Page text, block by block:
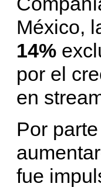
México,
14%
por el
en
Por
fue